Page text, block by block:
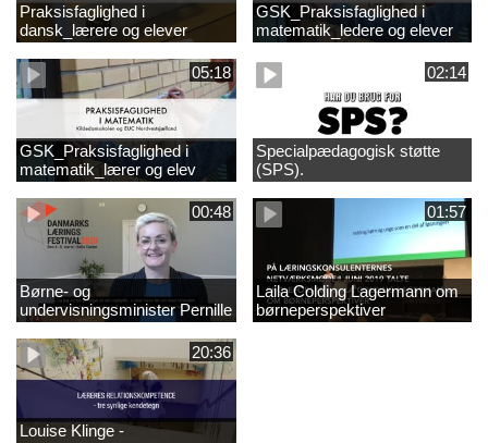
Praksisfaglighed i
dansk_lærere og elever
GSK_Praksisfaglighed i
matematik_ledere og elever
05:18
GSK_Praksisfaglighed i
matematik_lærer og elev
02:14
Specialpædagogisk støtte
(SPS).
00:48
Børne- og
undervisningsminister Pernille
Rosenkrantz-Theil inviterer til
DKLF 2020
01:57
Laila Colding Lagermann om
børneperspektiver
20:36
Louise Klinge -